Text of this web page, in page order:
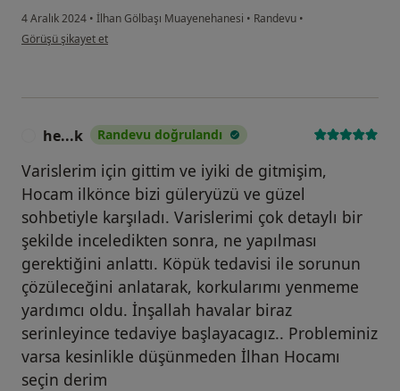
4 Aralık 2024 • İlhan Gölbaşı Muayenehanesi • Randevu •
kullanıcının görüşüne göre ö....k
Görüşü şikayet et
he...k Randevu doğrulandı
Varislerim için gittim ve iyiki de gitmişim,
Hocam ilkönce bizi güleryüzü ve güzel
sohbetiyle karşıladı. Varislerimi çok detaylı bir
şekilde inceledikten sonra, ne yapılması
gerektiğini anlattı. Köpük tedavisi ile sorunun
çözüleceğini anlatarak, korkularımı yenmeme
yardımcı oldu. İnşallah havalar biraz
serinleyince tedaviye başlayacagız.. Probleminiz
varsa kesinlikle düşünmeden İlhan Hocamı
seçin derim